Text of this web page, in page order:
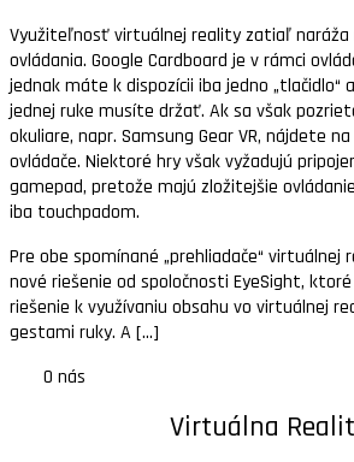
Využiteľnosť virtuálnej reality zatiaľ naráža
ovládania. Google Cardboard je v rámci
jednak máte k dispozícii iba jedno „tlačidlo“
jednej ruke musíte držať. Ak sa však
okuliare, napr. Samsung Gear VR, nájdete
ovládače. Niektoré hry však vyžadujú
gamepad, pretože majú zložitejšie
iba touchpadom.
Pre obe spomínané „prehliadače“ virtuálnej
nové riešenie od spoločnosti EyeSight,
riešenie k využívaniu obsahu vo virtuálnej
gestami ruky. A [...]
O nás
Virtuálna